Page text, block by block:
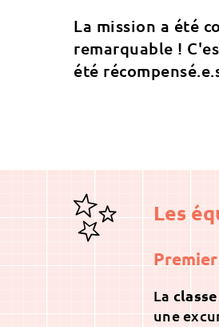
La mission a été
remarquable !
été
Les
La
une